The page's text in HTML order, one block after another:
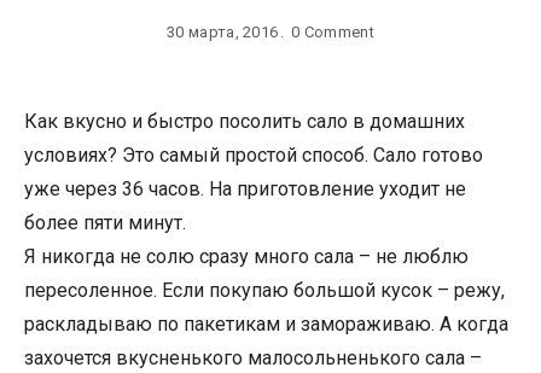
30 марта, 2016 0 Comment
Как вкусно и быстро посолить сало в домашних
условиях? Это самый простой способ. Сало готово
уже через 36 часов. На приготовление уходит не
более пяти минут.
Я никогда не солю сразу много сала – не люблю
пересоленное. Если покупаю большой кусок – режу,
раскладываю по пакетикам и замораживаю. А когда
захочется вкусненького малосольненького сала –